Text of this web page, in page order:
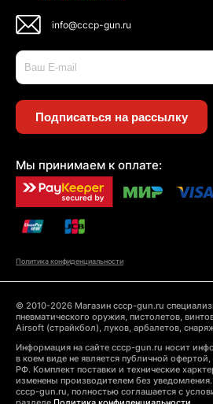
info@cccp-gun.ru
Подписаться на рассылку
Мы принимаем к оплате:
Политика конфиденциальности
© 2010-2026 Магазин cccp-gun.ru
пневматического оружия, пистолетов,
Airsoft (страйкбол), луков, арбалетов,
Информация на сайте cccp-gun.ru носит
в коем виде не является публичной
РФ. Комплект поставки и технические
изменены производителем без
cccp-gun.ru, полностью соглашается с